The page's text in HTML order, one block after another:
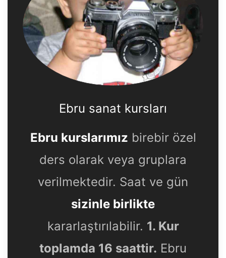
Ebru sanat kursları
Ebru kurslarımız birebir özel
ders olarak veya gruplara
verilmektedir. Saat ve gün
sizinle birlikte
kararlaştırılabilir. 1. Kur
toplamda 16 saattir. Ebru